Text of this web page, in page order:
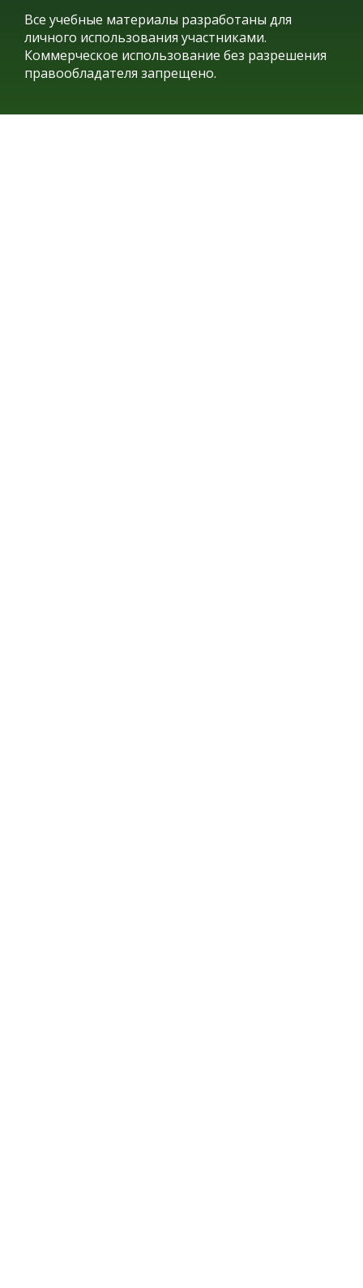
Все учебные материалы разработаны для
личного использования участниками.
Коммерческое использование без разрешения
правообладателя запрещено.